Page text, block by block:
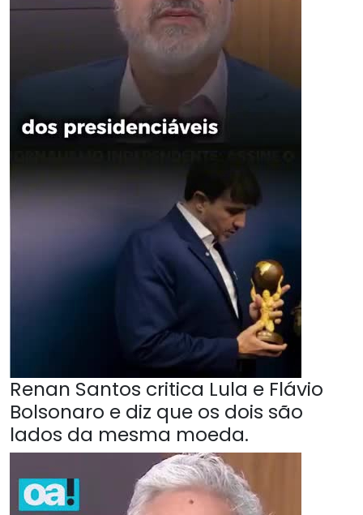
Renan Santos critica Lula e Flávio
Bolsonaro e diz que os dois são
lados da mesma moeda.